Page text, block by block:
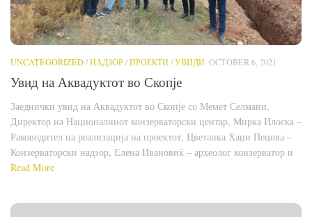
UNCATEGORIZED/НАДЗОР/ПРОЕКТИ/УВИДИ OCTOBER 6, 2021
Увид на Аквадуктот во Скопје
Заеднички увид на Аквадуктот во Скопје со Мемет Селмани,
Директор на Националниот конзерваторски центар, Мирка Илоска –
Раководител на реализација на проектот, Цветанка Хаџи Пецова –
Конзерваторски надзор, Елена Ивановиќ – археолог конзерватор и
Read More